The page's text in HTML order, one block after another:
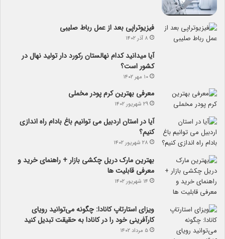
فیزیوتراپی بعد از عمل رباط صلیبی
۸ آذر ۱۴۰۲
آیا می­دانید کدام نهالستان رکورد دار تولید نهال­ در
کشور است؟
۱۰ مهر ۱۴۰۲
معرفی بهترین کرم پودر مخملی
۲۹ شهریور ۱۴۰۲
آیا در استان اردبیل می توانیم باغ بادام راه اندازی
کنیم؟
۲۸ شهریور ۱۴۰۲
بهترین مارک دریل چکشی بازار + راهنمای خرید و
معرفی قابلیت ها
۱۴ شهریور ۱۴۰۲
ویزای استارتاپ کانادا: چگونه می‌توانید رویای
کارآفرینی خود را در کانادا به حقیقت تبدیل کنید
۵ مرداد ۱۴۰۲